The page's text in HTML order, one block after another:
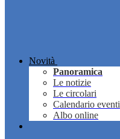
Novità
Panoramica
Le notizie
Le circolari
Calendario eventi
Albo online